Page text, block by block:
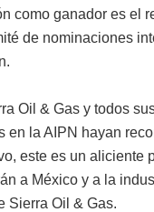
como ganador es el
de nominaciones
Oil & Gas y todos
en la AIPN hayan
este es un aliciente
a México y a la
Sierra Oil & Gas.